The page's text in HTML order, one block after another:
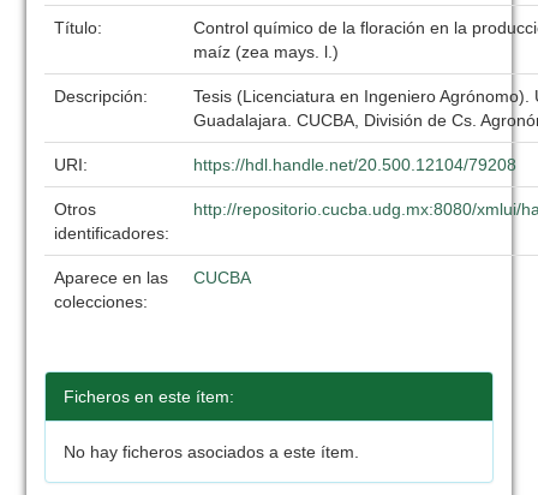
Título:
Control químico de la floración en la
maíz (zea mays. l.)
Descripción:
Tesis (Licenciatura en Ingeniero Agrónomo).
Guadalajara. CUCBA, División de Cs.
URI: https://hdl.handle.net/20.500.12104/79208
Otros
identificadores:
http://repositorio.cucba.udg.mx:8080/xmlui/
Aparece en las
colecciones:
CUCBA
Ficheros en este ítem:
No hay ficheros asociados a este ítem.